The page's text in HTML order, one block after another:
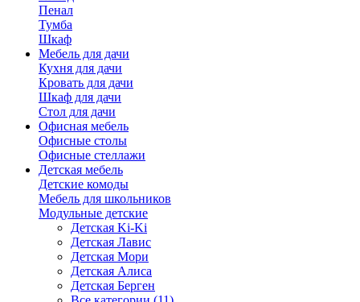
Пенал
Тумба
Шкаф
Мебель для дачи
Кухня для дачи
Кровать для дачи
Шкаф для дачи
Стол для дачи
Офисная мебель
Офисные столы
Офисные стеллажи
Детская мебель
Детские комоды
Мебель для школьников
Модульные детские
Детская Ki-Ki
Детская Лавис
Детская Мори
Детская Алиса
Детская Берген